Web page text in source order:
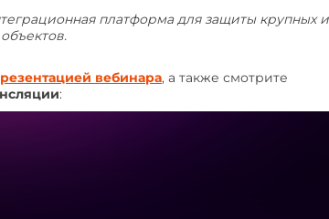
платформа для защиты крупных и
вебинара, а также смотрите
: